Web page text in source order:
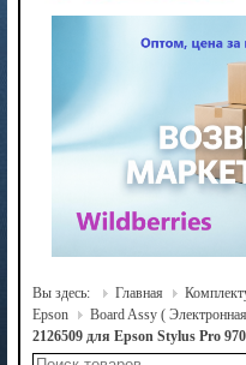
Вы здесь: Главная
Epson
Board Assy (
2126509 для Epson Stylus Pro